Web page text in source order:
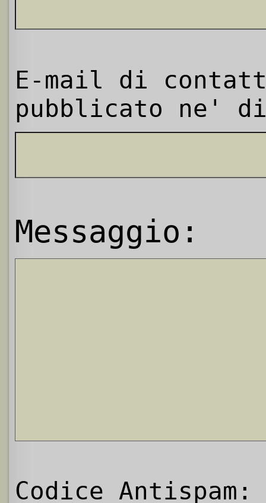
E-mail di
pubblicato ne'
Messaggio:
Codice Antispam: